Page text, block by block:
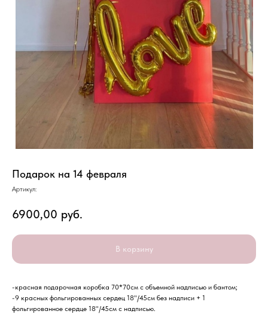
Подарок на 14 февраля
Артикул:
6900,00 руб.
В корзину
-красная подарочная коробка 70*70см с объемной надписью и бантом;
-9 красных фольгированных сердец 18"/45см без надписи + 1
фольгированное сердце 18"/45см с надписью.